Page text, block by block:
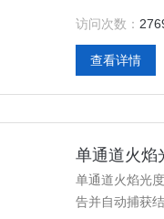
访问次数：
查看详情
单通道火焰
单通道火焰光
告并自动捕获结